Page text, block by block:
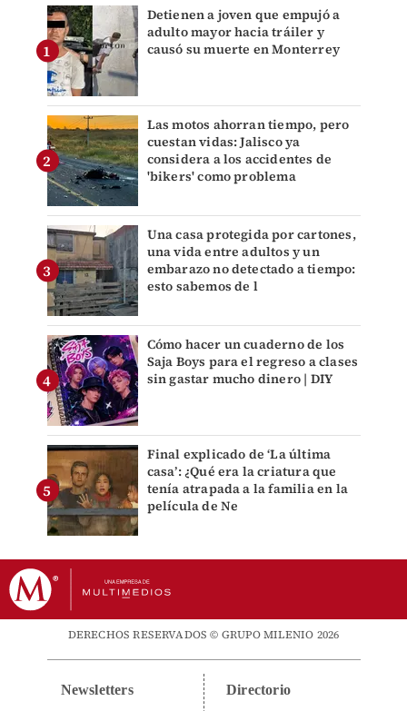
Detienen a joven que empujó a
adulto mayor hacia tráiler y
causó su muerte en Monterrey
Las motos ahorran tiempo, pero
cuestan vidas: Jalisco ya
considera a los accidentes de
'bikers' como problema
Una casa protegida por cartones,
una vida entre adultos y un
embarazo no detectado a tiempo:
esto sabemos de l
Cómo hacer un cuaderno de los
Saja Boys para el regreso a clases
sin gastar mucho dinero | DIY
Final explicado de ‘La última
casa’: ¿Qué era la criatura que
tenía atrapada a la familia en la
película de Ne
DERECHOS RESERVADOS © GRUPO MILENIO 2026
Newsletters Directorio